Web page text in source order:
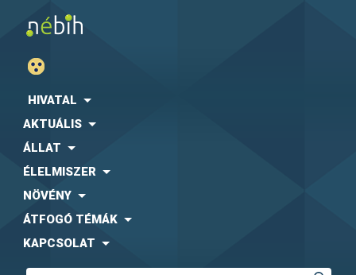
HIVATAL
AKTUÁLIS
ÁLLAT
ÉLELMISZER
NÖVÉNY
ÁTFOGÓ TÉMÁK
KAPCSOLAT